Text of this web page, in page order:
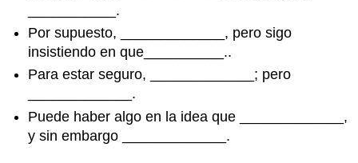
___________.
Por supuesto, _____________, pero sigo
insistiendo en que__________..
Para estar seguro, _____________; pero
_____________.
Puede haber algo en la idea que _____________,
y sin embargo _____________.